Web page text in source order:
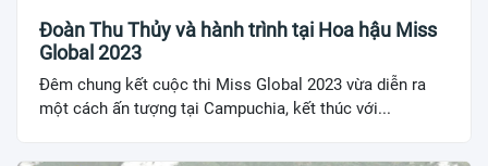
Đoàn Thu Thủy và hành trình tại Hoa hậu Miss
Global 2023
Đêm chung kết cuộc thi Miss Global 2023 vừa diễn ra
một cách ấn tượng tại Campuchia, kết thúc với...